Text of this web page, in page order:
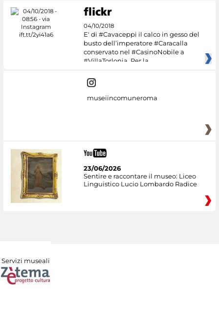
04/10/2018
E' di #Cavaceppi il calco in gesso del
busto dell’imperatore #Caracalla
conservato nel #CasinoNobile a
#VillaTorlonia. Per la
museiincomuneroma
23/06/2026
Sentire e raccontare il museo: Liceo
Linguistico Lucio Lombardo Radice
Servizi museali